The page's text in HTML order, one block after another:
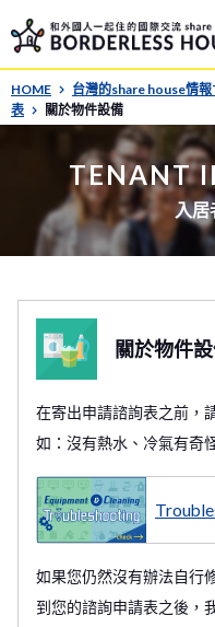
HOME 台灣的share house情
表
關於物件設備
TENANT
入居
關於物件
在寄出申請諮詢表之前，
如：沒有熱水、冷氣有奇
如果您仍然沒有辦法自行
到您的諮詢申請表之後，